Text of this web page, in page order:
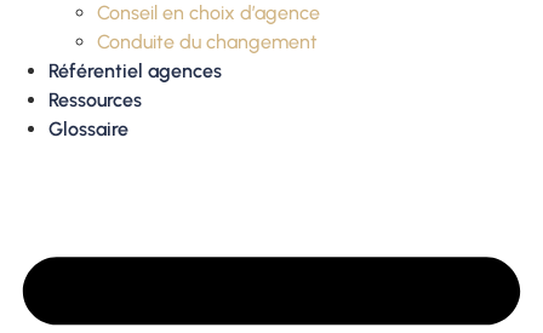
Conseil en choix d’agence
Conduite du changement
Référentiel agences
Ressources
Glossaire